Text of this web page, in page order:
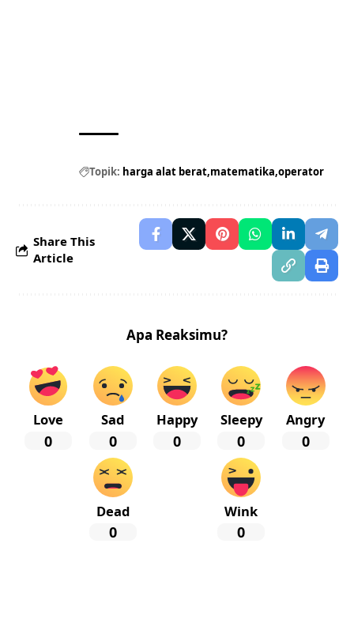
Topik: harga alat berat matematika operator
Share This
Article
Apa Reaksimu?
Love
0
Sad
0
Happy
0
Sleepy
0
Angry
0
Dead
0
Wink
0